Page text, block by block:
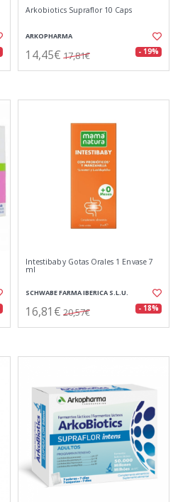
Arkobiotics Supraflor 10 Caps
ARKOPHARMA
14,45€ 17,81€ - 19%
Intestibaby Gotas Orales 1 Envase 7
ml
SCHWABE FARMA IBERICA S.L.U.
16,81€ 20,57€ - 18%